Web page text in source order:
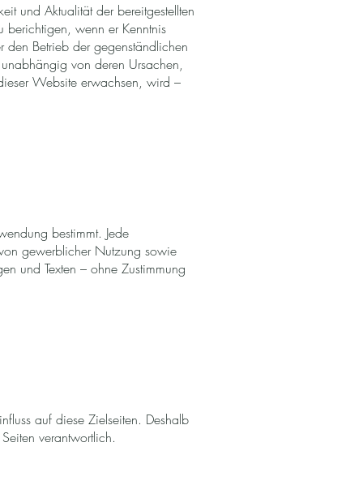
und Aktualität der bereitgestellten
berichtigen, wenn er Kenntnis
Betrieb der gegenständlichen
von deren Ursachen,
Website erwachsen, wird –
bestimmt. Jede
gewerblicher Nutzung sowie
und Texten – ohne Zustimmung
auf diese Zielseiten. Deshalb
verantwortlich.